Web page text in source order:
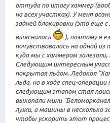
оттуда по итогу хаммер
на всех участках). У меня
задней блокировки (это еще
выяснилось
), поэтому я
почувствовалось на одной
куда мы с хаммером залезали,
Следующим интересным
покрытая льдом. Ледокол
льда, но в ходе спец-
следующим этапом стал
выкопали мини
лужи, а машины в несколько
чтобы ускорить этот